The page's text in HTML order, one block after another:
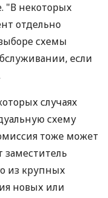
"В некоторых
отдельно
схемы
если
случаях
схему
тоже может
заместитель
из крупных
новых или